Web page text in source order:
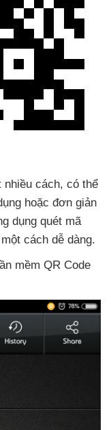
nhiều cách, có thể
hoặc đơn giản
dụng quét mã
cách dễ dàng.
mềm QR Code